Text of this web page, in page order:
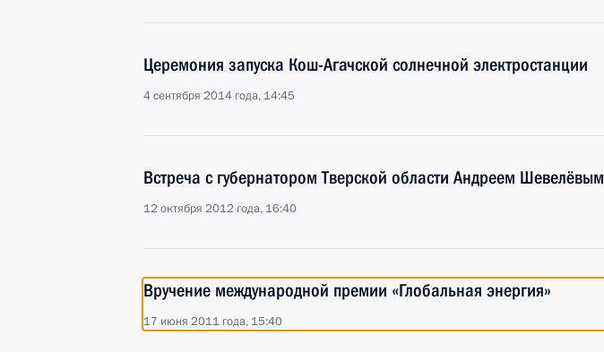
Церемония запуска Кош-Агачской солнечной электростанции
4 сентября 2014 года, 14:45
Встреча с губернатором Тверской области Андреем Шевелёвым
12 октября 2012 года, 16:40
Вручение международной премии «Глобальная энергия»
17 июня 2011 года, 15:40